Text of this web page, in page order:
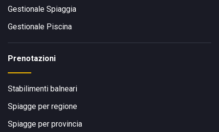
Gestionale Spiaggia
Gestionale Piscina
Prenotazioni
Stabilimenti balneari
Spiagge per regione
Spiagge per provincia